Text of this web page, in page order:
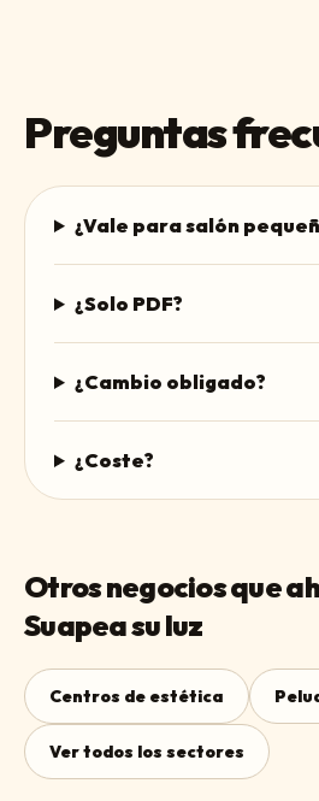
Preguntas
¿Vale para salón
¿Solo PDF?
¿Cambio obligado?
¿Coste?
Otros negocios que
Suapea su luz
Centros de estética
Ver todos los sectores